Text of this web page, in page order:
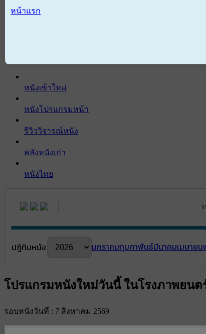
หน้าแรก
หนังเข้าใหม่
หนังโปรแกรมหน้า
รีวิววิจารณ์หนัง
คลังหนังเก่า
หนังไทย
ปฎิทินหนัง มกราคมกุมภาพันธ์มีนาคมเมษายน
โปรแกรมหนังใหม่วันนี้ ในโรงภาพยนต
รอบหนังวันที่ : 7 สิงหาคม 2569